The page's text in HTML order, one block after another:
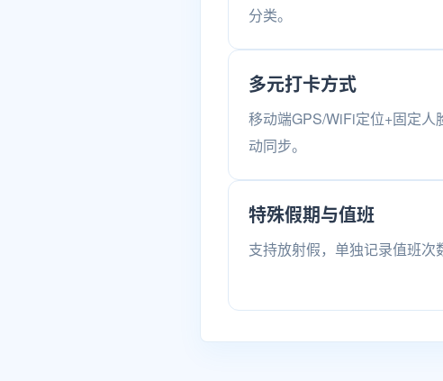
分类。
多元打卡方式
移动端GPS/WiFi定位+固定人
动同步。
特殊假期与值班
支持放射假，单独记录值班次